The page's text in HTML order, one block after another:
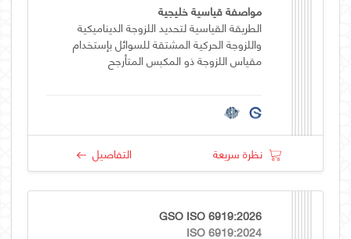
مواصفة قياسية خليجية
الطريقة القياسية لتحديد اللزوجة الديناميكية
واللزوجة الحركية المشتقة للسوائل بإستخدام
مقياس اللزوجة ذو المكبس المتأرجح
نظرة سريعة التفاصيل
GSO ISO 6919:2026
ISO 6919:2024